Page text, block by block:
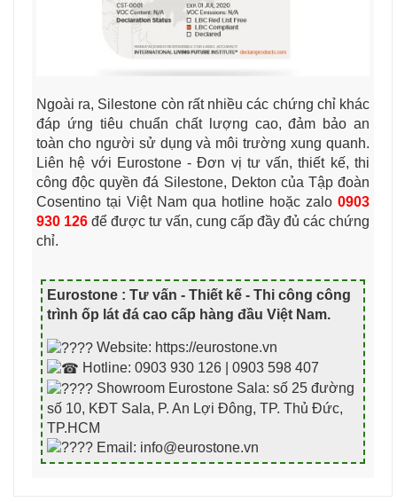
Ngoài ra, Silestone còn rất nhiều các chứng chỉ khác
đáp ứng tiêu chuẩn chất lượng cao, đảm bảo an
toàn cho người sử dụng và môi trường xung quanh.
Liên hệ với Eurostone - Đơn vị tư vấn, thiết kế, thi
công độc quyền đá Silestone, Dekton của Tập đoàn
Cosentino tại Việt Nam qua hotline hoặc zalo 0903
930 126 để được tư vấn, cung cấp đầy đủ các chứng
chỉ.
Eurostone : Tư vấn - Thiết kế - Thi công công
trình ốp lát đá cao cấp hàng đầu Việt Nam.
Website: https://eurostone.vn
Hotline: 0903 930 126 | 0903 598 407
Showroom Eurostone Sala: số 25 đường
số 10, KĐT Sala, P. An Lợi Đông, TP. Thủ Đức,
TP.HCM
Email: info@eurostone.vn